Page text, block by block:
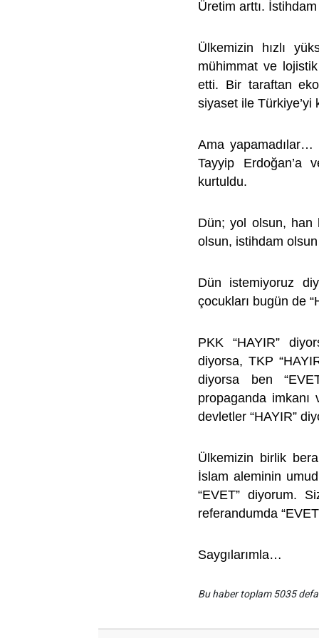
Üretim arttı.
Ülkemizin hızlı
mühimmat ve
etti. Bir taraftan
siyaset ile Türkiye’yi
Ama yapamadılar…
Tayyip Erdoğan’a
kurtuldu.
Dün; yol olsun, han
olsun, istihdam
Dün istemiyoruz
çocukları bugün de
PKK “HAYIR”
diyorsa, TKP
diyorsa ben
propaganda
devletler “HAYIR”
Ülkemizin birlik
İslam aleminin
“EVET” diyorum.
referandumda
Saygılarımla…
Bu haber toplam 5035